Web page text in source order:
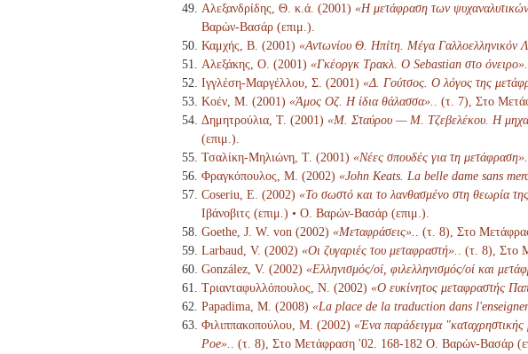
Αλεξανδρίδης, Θ. κ.ά. (2001) «Η μετάφραση των
Βαρών-Βασάρ (επιμ.).
Καμχής, Β. (2001) «Αντωνίου Θ. Ηπίτη. Μέγα Γαλλοελληνικόν
Αλεξάκης, Ο. (2001) «Γκέοργκ Τρακλ. Ο Sebastian στο όνειρο».
Ιγγλέση-Μαργέλλου, Σ. (2001) «Δ. Γούτσος. Ο λόγος της
Κοέν, Μ. (2001) «Άμος Οζ. Η ίδια θάλασσα».
. (τ. 7), Στο
Δημητρούλια, Τ. (2001) «Μ. Σταύρου — Μ. Τζεβελέκου. Η
(επιμ.).
Τσαλίκη-Μηλιώνη, Τ. (2001) «Νέες σπουδές για τη μετάφραση».
Φραγκόπουλος, Μ. (2002) «John Keats. La belle dame sans
Coseriu, E. (2002) «Το σωστό και το λανθασμένο στη θεωρία
Ιβάνοβιτς (επιμ.) • Ο. Βαρών-Βασάρ (επιμ.).
Goethe, J. W. von (2002) «Μεταφράσεις».
. (τ. 8), Στο
Larbaud, V. (2002) «Οι ζυγαριές του μεταφραστή».
. (τ. 8), Στο
González, V. (2002) «Ελληνισμός/οί, φιλελληνισμός/οί και
Τριανταφυλλόπουλος, Ν. (2002) «Ο ευκίνητος μεταφραστής
Papadima, M. (2008) «La place de la traduction dans
Φιλιππακοπούλου, Μ. (2002) «Ένα παράδειγμα
Poe».
. (τ. 8), Στο Μετάφραση '02. 168-182 Ο. Βαρών-Βασάρ